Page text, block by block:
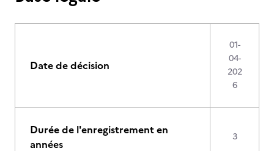
Date de décision
01-
04-
202
6
Durée de l'enregistrement en
années
3